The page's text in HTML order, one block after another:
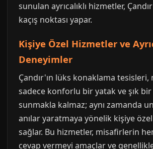
sunulan ayrıcalıklı hizmetler,
kaçış noktası yapar.
Kişiye Özel Hizmetler ve
Deneyimler
Çandır'ın lüks konaklama
sadece konforlu bir yatak ve şık
sunmakla kalmaz; aynı zamanda
anılar yaratmaya yönelik kişiye
sağlar. Bu hizmetler, misafirlerin
cevap vermeyi amaçlar ve